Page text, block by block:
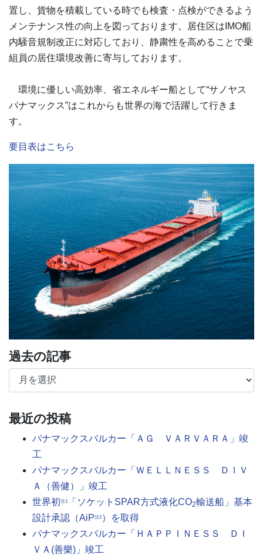
置し、貨物を積載している時でも検査・点検ができるよう
メンテナンス性の向上を図っております。居住区はIMO船
内騒音規制改正に対応しており、静粛性を高めることで乗
組員の居住環境改善に寄与しております。
環境に優しい高効率、省エネルギー船として“サノヤス
パナマックス”はこれからも世界の海で活躍して行きま
す。
要目表はこちら
過去の記事
過去の記事
最近の投稿
パナマックスバルカー「ＡＧ ＶＡＲＶＡＲＡ」竣
工
パナマックスバルカー「ＷＥＬＬＮＥＳＳ ＤＩＶ
Ａ（善健）」竣工
世界初注1 「ソケットSPAR方式液化CO2輸送船」基本
設計承認（AiP注2 ）を取得
パナマックスバルカー「ＨＡＰＰＩＮＥＳＳ ＤＩ
ＶＡ(善樂)」竣工